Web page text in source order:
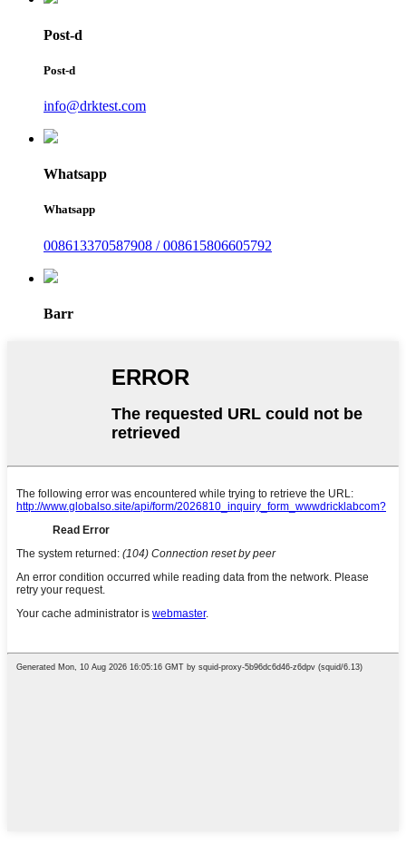
Post-d
Post-d
info@drktest.com
Whatsapp
Whatsapp
008613370587908 / 008615806605792
Barr